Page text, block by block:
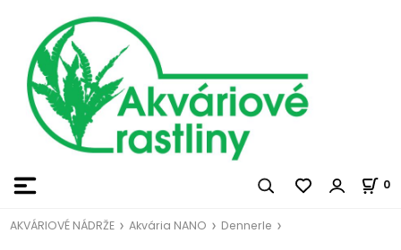
0
AKVÁRIOVÉ NÁDRŽE Akvária NANO Dennerle